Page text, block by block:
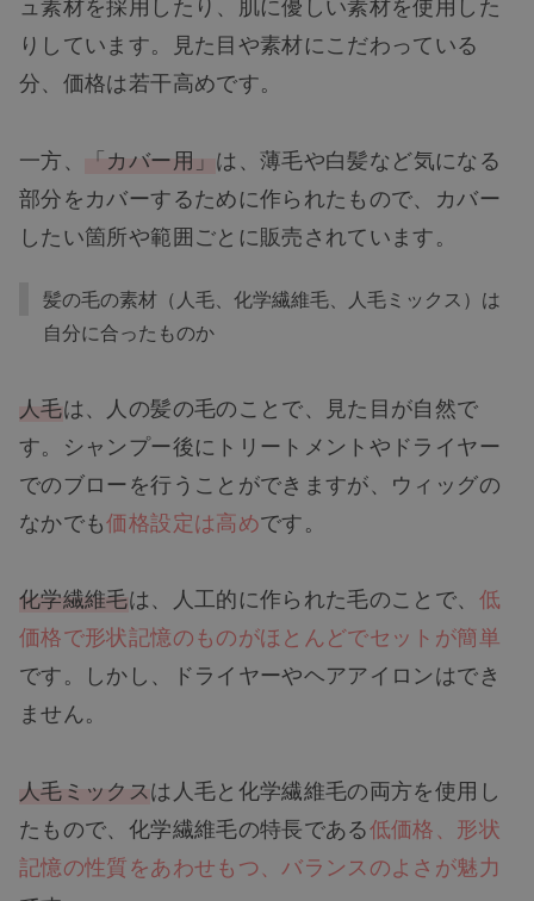
りしています。見た目や素材にこだわっている
分、価格は若干高めです。
一方、 「カバー用」 は、薄毛や白髪など気になる
部分をカバーするために作られたもので、カバー
したい箇所や範囲ごとに販売されています。
髪の毛の素材（人毛、化学繊維毛、人毛ミックス）は
自分に合ったものか
人毛は、人の髪の毛のことで、見た目が自然で
す。シャンプー後にトリートメントやドライヤー
でのブローを行うことができますが、ウィッグの
なかでも価格設定は高めです。
化学繊維毛は、人工的に作られた毛のことで、 低
価格で形状記憶のものがほとんどでセットが簡単
です。しかし、ドライヤーやヘアアイロンはでき
ません。
人毛ミックスは人毛と化学繊維毛の両方を使用し
たもので、化学繊維毛の特長である低価格、形状
記憶の性質をあわせもつ、バランスのよさが魅力